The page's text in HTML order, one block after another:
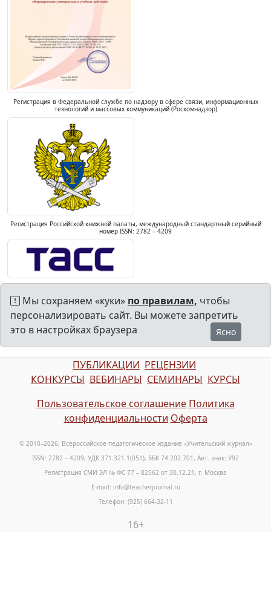
Регистрация в Федеральной службе по надзору в сфере связи, информационных
технологий и массовых коммуникаций (Роскомнадзор)
Регистрация Российской книжной палаты, международный стандартный серийный
номер ISSN: 2782 – 4209
Мы сохраняем «куки» по правилам, чтобы
персонализировать сайт. Вы можете запретить
это в настройках браузера
Ясно
ПУБЛИКАЦИИ РЕЦЕНЗИИ
КОНКУРСЫ ВЕБИНАРЫ СЕМИНАРЫ КУРСЫ
Пользовательское соглашение Политика
конфиденциальности Оферта
© 2010–2026, Всероссийское педагогическое издание «Учительский журнал»
ISSN: 2782 – 4209, УДК 371.321.1(051), ББК 74.202.701, Авт. знак: У92
Регистрация СМИ ЭЛ № ФС 77 – 82562 от 30.12.21, г. Москва
E-mail: info@teacherjournal.ru
Телефон: (925) 664-32-11
16+